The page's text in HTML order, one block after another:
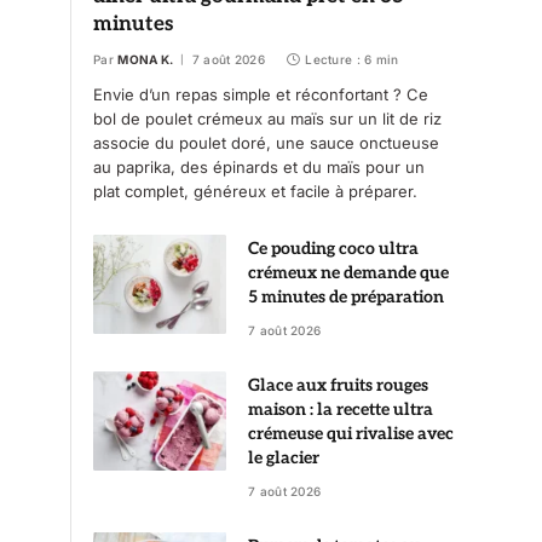
minutes
Par MONA K. 7 août 2026 Lecture : 6 min
Envie d’un repas simple et réconfortant ? Ce
bol de poulet crémeux au maïs sur un lit de riz
associe du poulet doré, une sauce onctueuse
au paprika, des épinards et du maïs pour un
plat complet, généreux et facile à préparer.
Ce pouding coco ultra
crémeux ne demande que
5 minutes de préparation
7 août 2026
Glace aux fruits rouges
maison : la recette ultra
crémeuse qui rivalise avec
le glacier
7 août 2026